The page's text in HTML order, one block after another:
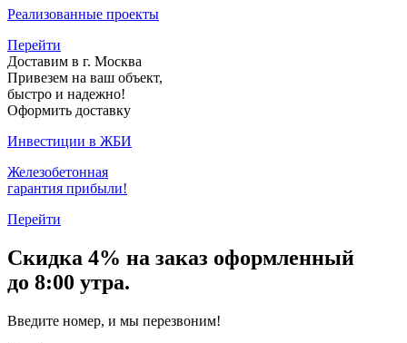
Реализованные проекты
Перейти
Доставим в г. Москва
Привезем на ваш объект,
быстро и надежно!
Оформить доставку
Инвестиции в ЖБИ
Железобетонная
гарантия прибыли!
Перейти
Скидка 4% на заказ оформленный
до 8:00 утра.
Введите номер, и мы перезвоним!